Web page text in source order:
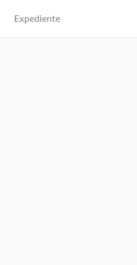
Expediente